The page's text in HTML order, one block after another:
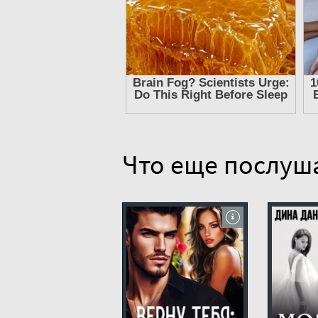
11
12
13
14
18
20
21
22
23
24
Что еще